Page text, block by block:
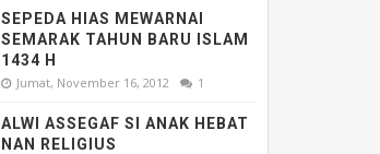
SEPEDA HIAS MEWARNAI
SEMARAK TAHUN BARU ISLAM
1434 H
Jumat, November 16, 2012 1
ALWI ASSEGAF SI ANAK HEBAT
NAN RELIGIUS